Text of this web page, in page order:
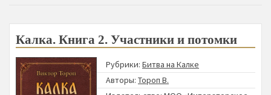
Калка. Книга 2. Участники и потомки
Рубрики: Битва на Калке
Авторы: Тороп В.